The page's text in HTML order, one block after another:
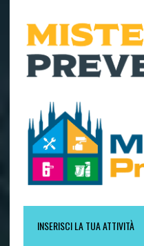
INSERISCI LA TUA ATTIVITÀ